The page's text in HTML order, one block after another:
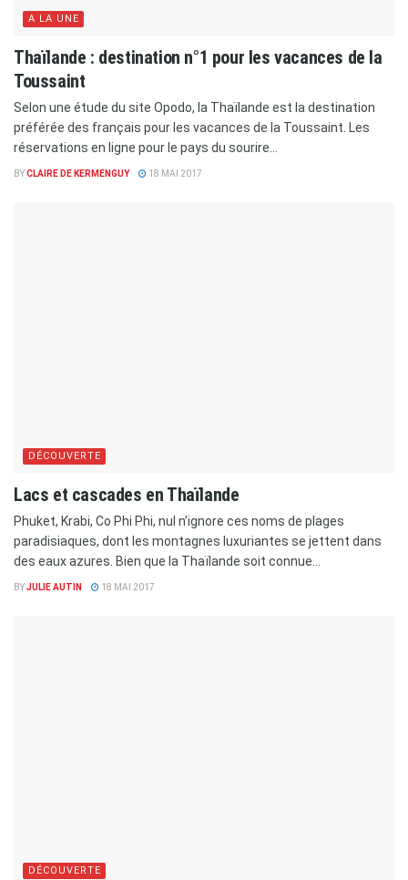
A LA UNE
Thaïlande : destination n°1 pour les vacances de la
Toussaint
Selon une étude du site Opodo, la Thaïlande est la destination
préférée des français pour les vacances de la Toussaint. Les
réservations en ligne pour le pays du sourire...
BYCLAIRE DE KERMENGUY 18 MAI 2017
DÉCOUVERTE
Lacs et cascades en Thaïlande
Phuket, Krabi, Co Phi Phi, nul n’ignore ces noms de plages
paradisiaques, dont les montagnes luxuriantes se jettent dans
des eaux azures. Bien que la Thaïlande soit connue...
BYJULIE AUTIN 18 MAI 2017
DÉCOUVERTE